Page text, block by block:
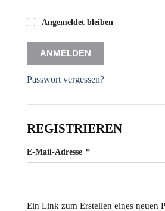
Angemeldet bleiben
ANMELDEN
Passwort vergessen?
REGISTRIEREN
E-Mail-Adresse *Erforderlich
Ein Link zum Erstellen eines neuen